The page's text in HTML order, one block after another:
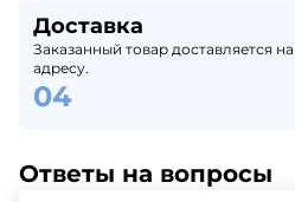
Доставка
Заказанный товар доставляется
адресу.
Ответы на вопросы